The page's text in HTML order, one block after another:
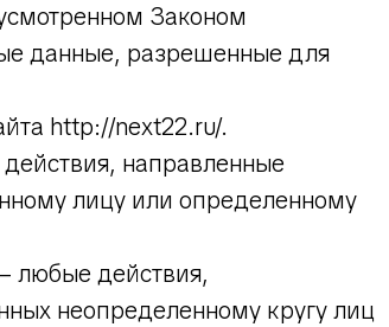
Законом
данные, разрешенные для
http://next22.ru/.
направленные
лицу или определенному
любые действия,
неопределенному кругу лиц